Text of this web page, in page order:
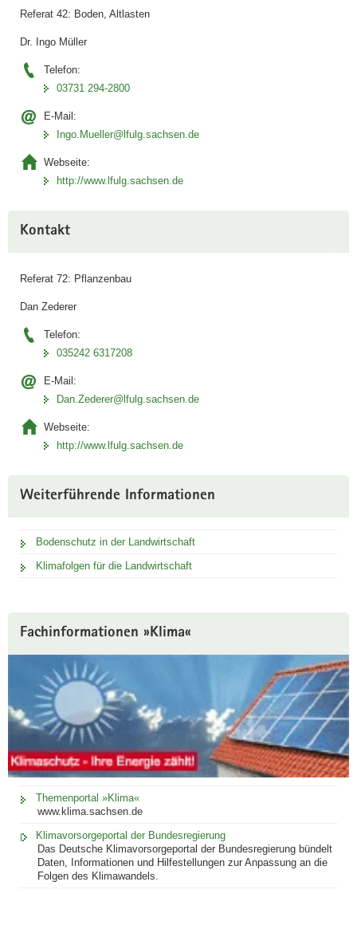
e
a
t
z
r
B
e
e
u
h
e
d
e
-
u
o
a
c
h
u
s
Referat 42: Boden, Altlasten
Dr. Ingo Müller
Telefon:
03731 294-2800
E-Mail:
Ingo.Mueller@lfulg.sachsen.de
Webseite:
http://www.lfulg.sachsen.de
Kontakt
Referat 72: Pflanzenbau
Dan Zederer
Telefon:
035242 6317208
E-Mail:
Dan.Zederer@lfulg.sachsen.de
Webseite:
http://www.lfulg.sachsen.de
Weiterführende Informationen
Bodenschutz in der Landwirtschaft
Klimafolgen für die Landwirtschaft
Fachinformationen »Klima«
Themenportal »Klima«
www.klima.sachsen.de
Klimavorsorgeportal der Bundesregierung
Das Deutsche Klimavorsorgeportal der Bundesregierung bündelt
Daten, Informationen und Hilfestellungen zur Anpassung an die
Folgen des Klimawandels.